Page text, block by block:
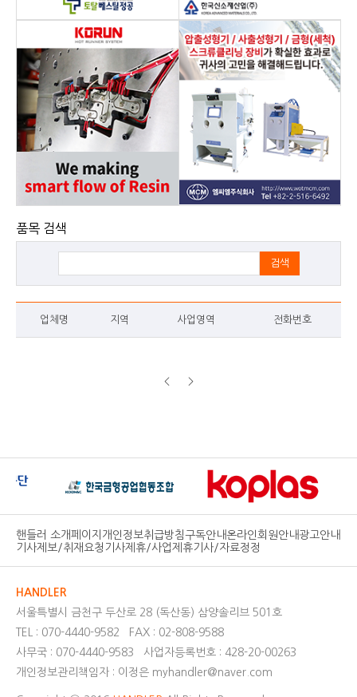
품목 검색
검색
업체명 지역 사업영역 전화번호
핸들러 소개페이지 개인정보취급방침구독안내온라인회원안내광고안내
기사제보/취재요청 기사제휴/사업제휴기사/자료정정
HANDLER
서울특별시 금천구 두산로 28 (독산동) 삼양솔리브 501호
TEL : 070-4440-9582
FAX : 02-808-9588
사무국 : 070-4440-9583
사업자등록번호 : 428-20-00263
개인정보관리책임자 : 이정은 myhandler@naver.com